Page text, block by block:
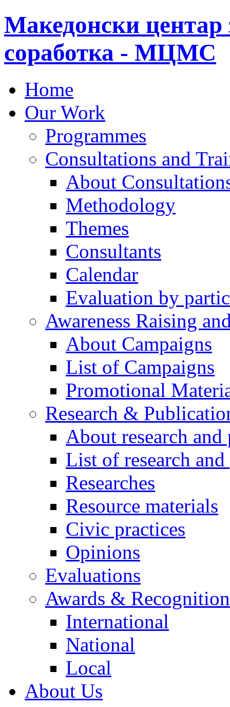
Македонски центар
соработка - МЦМС
Home
Our Work
Programmes
Consultations and
About
Methodology
Themes
Consultants
Calendar
Evaluation by
Awareness Raising
About Campaigns
List of Campaigns
Promotional
Research &
About research
List of research
Researches
Resource materials
Civic practices
Opinions
Evaluations
Awards &
International
National
Local
About Us